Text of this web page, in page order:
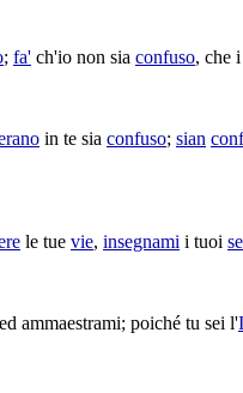
; fa' ch'io non sia confuso, che
in te sia confuso; sian
le tue vie, insegnami i tuoi
ed ammaestrami; poiché tu sei l'